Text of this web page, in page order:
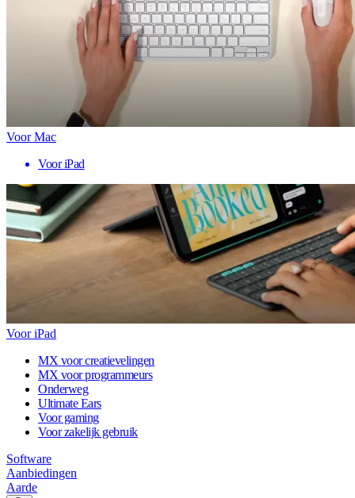
Voor Mac
Voor iPad
Voor iPad
MX voor creatievelingen
MX voor programmeurs
Onderweg
Ultimate Ears
Voor gaming
Voor zakelijk gebruik
Software
Aanbiedingen
Aarde